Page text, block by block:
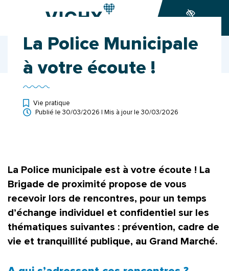
navigation
Accueil Ma ville
Actualités
La Police Municipale à votre écoute !
La Police Municipale
à votre écoute !
Vie pratique
Publié le 30/03/2026 | Mis à jour le 30/03/2026
La Police municipale est à votre écoute ! La
Brigade de proximité propose de vous
recevoir lors de rencontres, pour un temps
d’échange individuel et confidentiel sur les
thématiques suivantes : prévention, cadre de
vie et tranquillité publique, au Grand Marché.